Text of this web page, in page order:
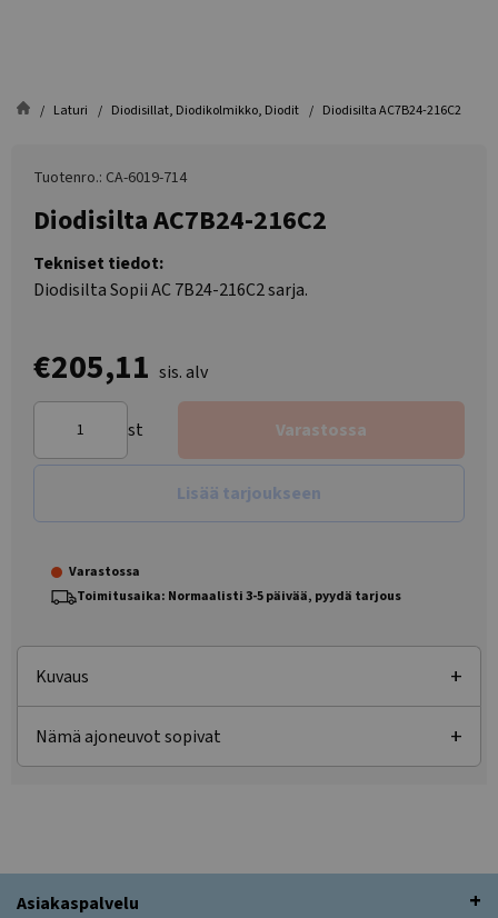
Laturi Diodisillat, Diodikolmikko, Diodit Diodisilta AC7B24-216C2
Tuotenro.: CA-6019-714
Diodisilta AC7B24-216C2
Tekniset tiedot:
Diodisilta Sopii AC 7B24-216C2 sarja.
€205,11 sis. alv
st Varastossa
Lisää tarjoukseen
Varastossa
Toimitusaika: Normaalisti 3-5 päivää, pyydä tarjous
Kuvaus
Nämä ajoneuvot sopivat
Asiakaspalvelu